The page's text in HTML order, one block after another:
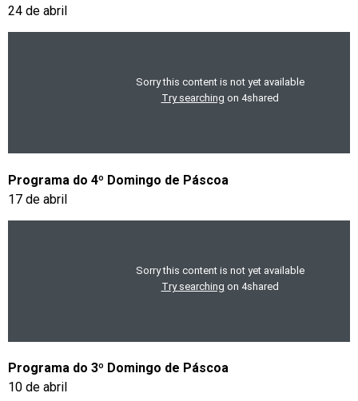
24 de abril
Programa do 4º Domingo de Páscoa
17 de abril
Programa do 3º Domingo de Páscoa
10 de abril